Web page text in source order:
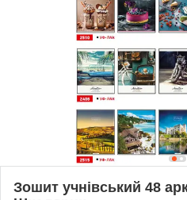
Зошит учнівський 48